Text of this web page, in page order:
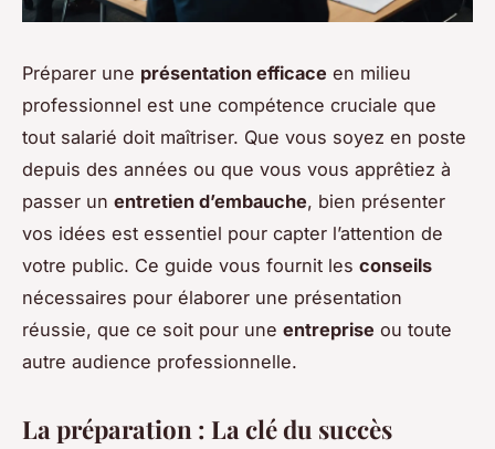
Préparer une présentation efficace en milieu
professionnel est une compétence cruciale que
tout salarié doit maîtriser. Que vous soyez en poste
depuis des années ou que vous vous apprêtiez à
passer un entretien d’embauche, bien présenter
vos idées est essentiel pour capter l’attention de
votre public. Ce guide vous fournit les conseils
nécessaires pour élaborer une présentation
réussie, que ce soit pour une entreprise ou toute
autre audience professionnelle.
La préparation : La clé du succès